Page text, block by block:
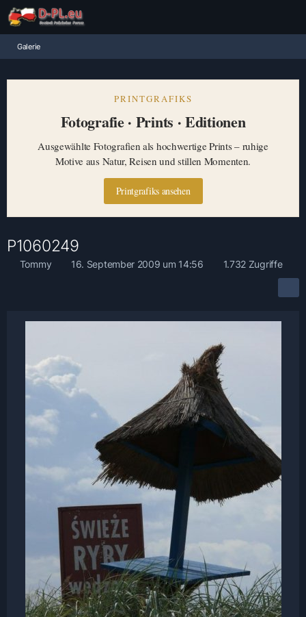
Galerie
PRINTGRAFIKS
Fotografie · Prints · Editionen
Ausgewählte Fotografien als hochwertige Prints – ruhige
Motive aus Natur, Reisen und stillen Momenten.
Printgrafiks ansehen
P1060249
Tommy 16. September 2009 um 14:56 1.732 Zugriffe